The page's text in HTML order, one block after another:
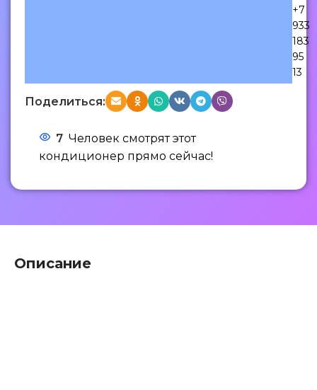
+7
933
183
95
13
Поделиться:
7 Человек смотрят этот
кондиционер прямо сейчас!
Описание